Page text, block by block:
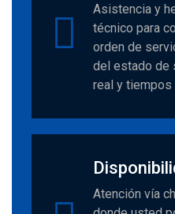
Asistencia y
técnico para
orden de
del estado de
real y tiempos
Atención vía